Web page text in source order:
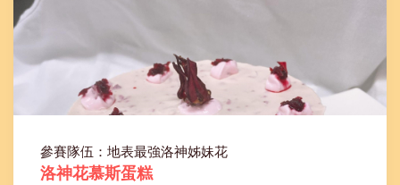
參賽隊伍：地表最強洛神姊妹花
洛神花慕斯蛋糕